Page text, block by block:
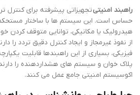
راهبند امنیتیتجهیزاتی پیشرفته برای کنترل
حساس است. این سیستم ها با ساختار
هیدرولیک یا مکانیکی، توانایی متوقف کردن
از نفوذ غیرمجاز و ایجاد کنترل دقیق تردد را
فیزیکی، بسیاری از این راهبندها قابلیت
پلاک خوان و سیستم های هشداردهنده را
اکوسیستم امنیتی جامع عمل می کنند.